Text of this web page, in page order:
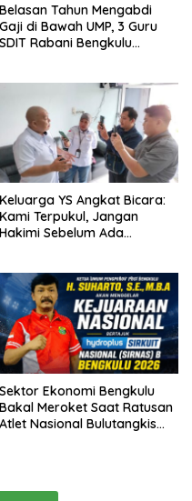
Belasan Tahun Mengabdi
Gaji di Bawah UMP, 3 Guru
SDIT Rabani Bengkulu
Keluarga YS Angkat Bicara:
Kami Terpukul, Jangan
Hakimi Sebelum Ada
Sektor Ekonomi Bengkulu
Bakal Meroket Saat Ratusan
Atlet Nasional Bulutangkis